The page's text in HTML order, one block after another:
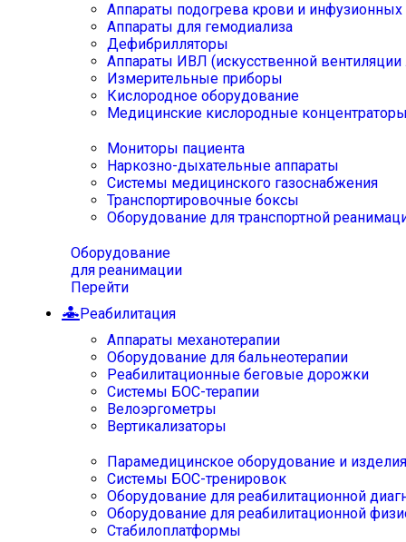
Аппараты подогрева крови и инфузионных
Аппараты для гемодиализа
Дефибрилляторы
Аппараты ИВЛ (искусственной вентиляции
Измерительные приборы
Кислородное оборудование
Медицинские кислородные
Мониторы пациента
Наркозно-дыхательные аппараты
Системы медицинского газоснабжения
Транспортировочные боксы
Оборудование для транспортной
Оборудование
для реанимации
Перейти
Реабилитация
Аппараты механотерапии
Оборудование для бальнеотерапии
Реабилитационные беговые дорожки
Системы БОС-терапии
Велоэргометры
Вертикализаторы
Парамедицинское оборудование и изделия
Системы БОС-тренировок
Оборудование для реабилитационной
Оборудование для реабилитационной
Стабилоплатформы